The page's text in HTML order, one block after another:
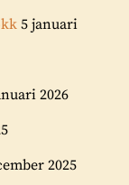
5 januari
2026
2025